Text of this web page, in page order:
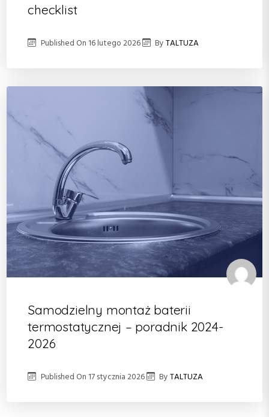
checklist
Published On 16 lutego 2026 ByTALTUZA
Samodzielny montaż baterii
termostatycznej – poradnik 2024-
2026
Published On 17 stycznia 2026 ByTALTUZA